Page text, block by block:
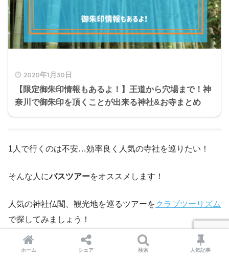
2020年1月30日
【限定御朱印情報もあるよ！】王道から穴場まで！神
奈川で御朱印を頂くことが出来る神社&お寺まとめ
1人で行くのは不安…効率良く人気の寺社を巡りたい！
そんな人にバスツアーをオススメします！
人気の神社仏閣、観光地を巡るツアーをクラブツーリズム
で探してみましょう！
中には御朱印巡りツアー ツアーでしか頂くことが出来
ホーム シェア 検索 人気記事